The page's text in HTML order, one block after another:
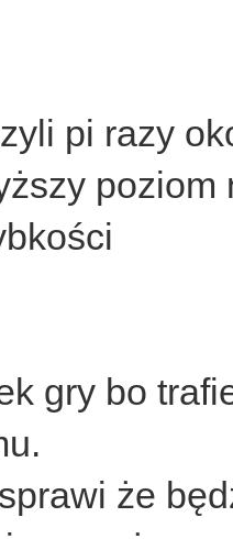
pi razy
poziom
gry bo
że